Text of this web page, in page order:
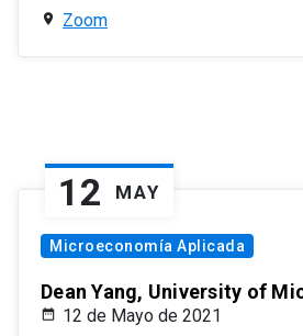
Zoom
12 MAY
Microeconomía Aplicada
Dean Yang, University of
12 de Mayo de 2021